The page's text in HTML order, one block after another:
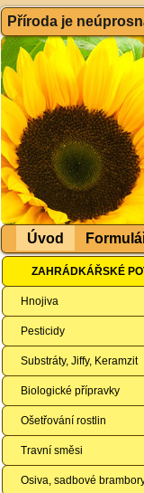
Příroda je
Úvod
ZAHRÁDKÁŘSKÉ
Hnojiva
Pesticidy
Substráty, Jiffy, Keramzit
Biologické přípravky
Ošetřování rostlin
Travní směsi
Osiva, sadbové